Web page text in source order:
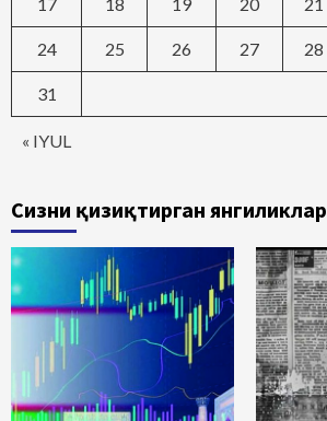
« IYUL
24 25 26 27 28
31
Сизни қизиқтирган янгиликлар